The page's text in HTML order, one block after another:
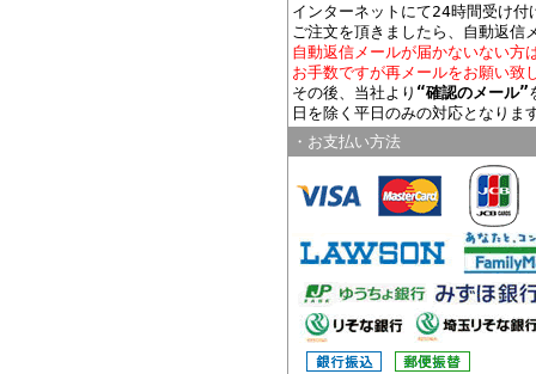
インターネットにて24時間受け付
ご注文を頂きましたら、自動返信
自動返信メールが届かないない方
お手数ですが再メールをお願い致
その後、当社より “確認のメール”
日を除く平日のみの対応となりま
・お支払い方法